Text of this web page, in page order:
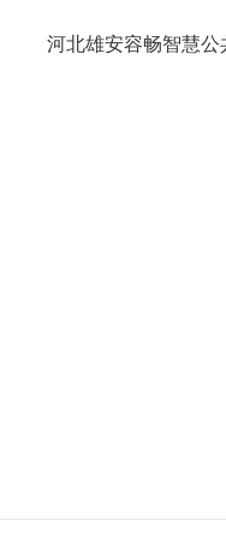
河北雄安容畅智慧公